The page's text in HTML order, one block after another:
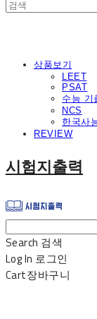
상품보기
LEET
PSAT
수능 기
NCS
한국사
REVIEW
시험지출력
Search 검색
Log In 로그인
Cart장바구니